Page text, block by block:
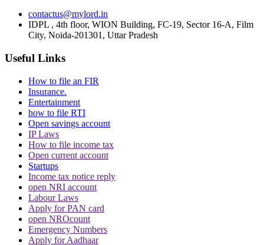
CJI पर जूता फेंकने वाले वकील की बढ़ी मुश्किलें, AG
पर्सनैलिटी राइट्स मामले में ऋतिक रोशन को मिली
Delhi HC को बड़ी राहत, कहा- ऑनलाइन प्लेटफॉर्म्स
को ऐसे पोस्ट हटाने होंगे
contactus@mylord.in
IDPL , 4th floor, WION Building, FC-19, Sector 16-A, Film
City, Noida-201301, Uttar Pradesh
Useful Links
How to file an FIR
Insurance.
Entertainment
how to file RTI
Open savings account
IP Laws
How to file income tax
Open current account
Startups
Income tax notice reply
open NRI account
Labour Laws
Apply for PAN card
open NROcount
Emergency Numbers
Apply for Aadhaar